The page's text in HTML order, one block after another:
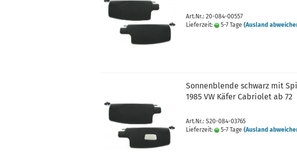
Art.Nr.: 20-084-00557
Lieferzeit:
5-7 Tage (Ausland
Sonnenblende schwarz mit
1985 VW Käfer Cabriolet ab 72
Art.Nr.: S20-084-03765
Lieferzeit:
5-7 Tage (Ausland